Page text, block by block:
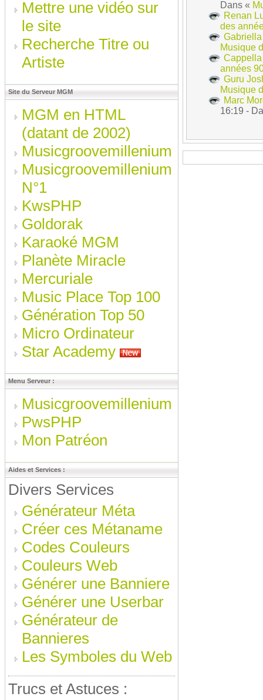
Mettre une vidéo sur
le site
Recherche Titre ou
Artiste
Site du Serveur MGM
MGM en HTML
(datant de 2002)
Musicgroovemillenium
Musicgroovemillenium
N°1
KwsPHP
Goldorak
Karaoké MGM
Planète Miracle
Mercuriale
Music Place Top 100
Génération Top 50
Micro Ordinateur
Star Academy
Menu Serveur :
Musicgroovemillenium
PwsPHP
Mon Patréon
Aides et Services :
Divers Services
Générateur Méta
Créer ces Métaname
Codes Couleurs
Couleurs Web
Générer une Banniere
Générer une Userbar
Générateur de
Bannieres
Les Symboles du Web
Trucs et Astuces :
Dans «
Renan
des
Musique
Cappella
années
Guru
Musique
Marc
16:19